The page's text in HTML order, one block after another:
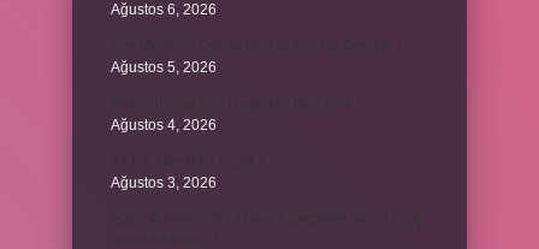
Ağustos 6, 2026
Ağustos 5, 2026
Avans hesap borcu yapılandırılır mı ?
Ağustos 4, 2026
Ağustos 3, 2026